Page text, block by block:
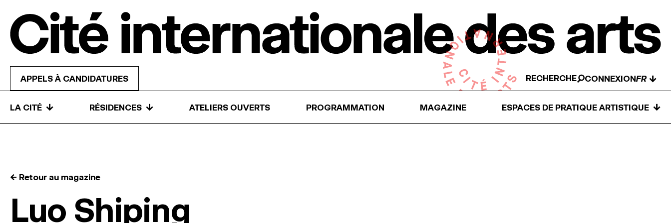
APPELS À CANDIDATURES RECHERCHE CONNEXION ↓
LA CITÉ ↓ RÉSIDENCES ↓ ATELIERS OUVERTS PROGRAMMATION MAGAZINE ESPACES DE PRATIQUE ARTISTIQUE ↓
← Retour au magazine
Luo Shiping